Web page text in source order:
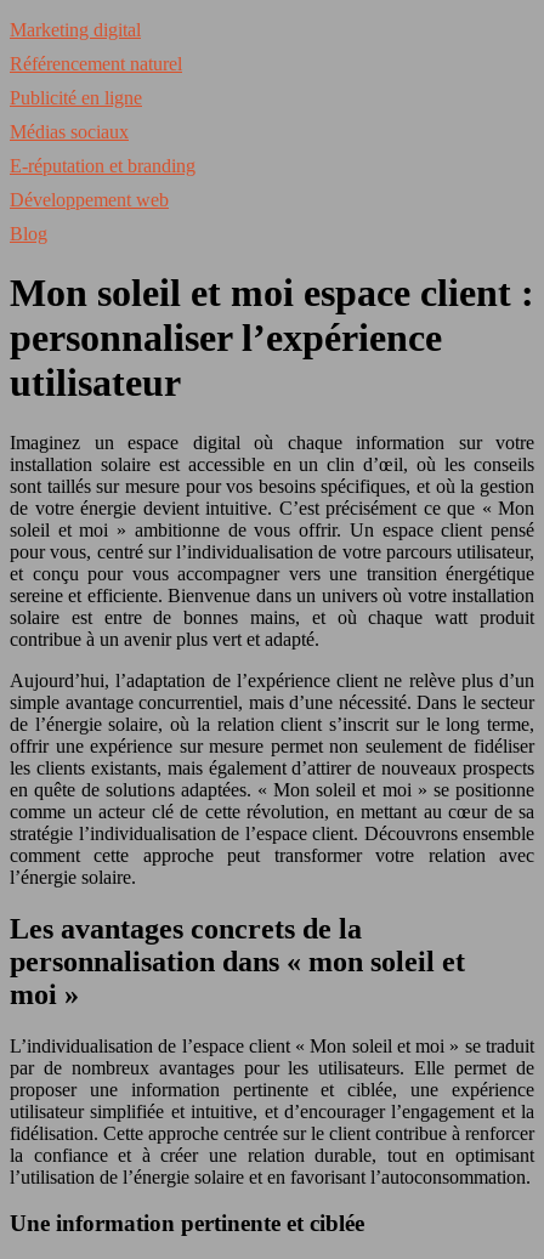
Marketing digital
Référencement naturel
Publicité en ligne
Médias sociaux
E-réputation et branding
Développement web
Blog
Mon soleil et moi espace client :
personnaliser l’expérience
utilisateur
Imaginez un espace digital où chaque information sur votre
installation solaire est accessible en un clin d’œil, où les conseils
sont taillés sur mesure pour vos besoins spécifiques, et où la gestion
de votre énergie devient intuitive. C’est précisément ce que « Mon
soleil et moi » ambitionne de vous offrir. Un espace client pensé
pour vous, centré sur l’individualisation de votre parcours utilisateur,
et conçu pour vous accompagner vers une transition énergétique
sereine et efficiente. Bienvenue dans un univers où votre installation
solaire est entre de bonnes mains, et où chaque watt produit
contribue à un avenir plus vert et adapté.
Aujourd’hui, l’adaptation de l’expérience client ne relève plus d’un
simple avantage concurrentiel, mais d’une nécessité. Dans le secteur
de l’énergie solaire, où la relation client s’inscrit sur le long terme,
offrir une expérience sur mesure permet non seulement de fidéliser
les clients existants, mais également d’attirer de nouveaux prospects
en quête de solutions adaptées. « Mon soleil et moi » se positionne
comme un acteur clé de cette révolution, en mettant au cœur de sa
stratégie l’individualisation de l’espace client. Découvrons ensemble
comment cette approche peut transformer votre relation avec
l’énergie solaire.
Les avantages concrets de la
personnalisation dans « mon soleil et
moi »
L’individualisation de l’espace client « Mon soleil et moi » se traduit
par de nombreux avantages pour les utilisateurs. Elle permet de
proposer une information pertinente et ciblée, une expérience
utilisateur simplifiée et intuitive, et d’encourager l’engagement et la
fidélisation. Cette approche centrée sur le client contribue à renforcer
la confiance et à créer une relation durable, tout en optimisant
l’utilisation de l’énergie solaire et en favorisant l’autoconsommation.
Une information pertinente et ciblée